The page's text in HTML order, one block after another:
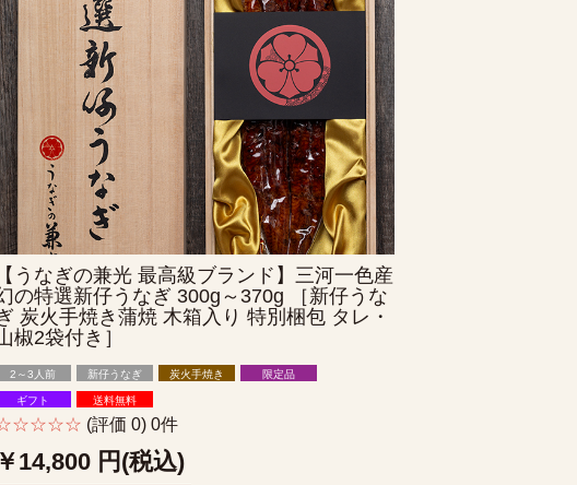
【うなぎの兼光 最高級ブランド】三河一色産
の特選新仔うなぎ 300g～370g ［新仔うな
炭火手焼き蒲焼 木箱入り 特別梱包 タレ・
椒2袋付き］
2～3人前 新仔うなぎ 炭火手焼き 限定品
ギフト 送料無料
(評価 0) 0件
￥14,800 円(税込)